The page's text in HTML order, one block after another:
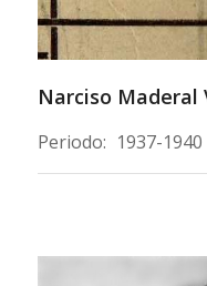
Narciso Maderal
Periodo: 1937-1940